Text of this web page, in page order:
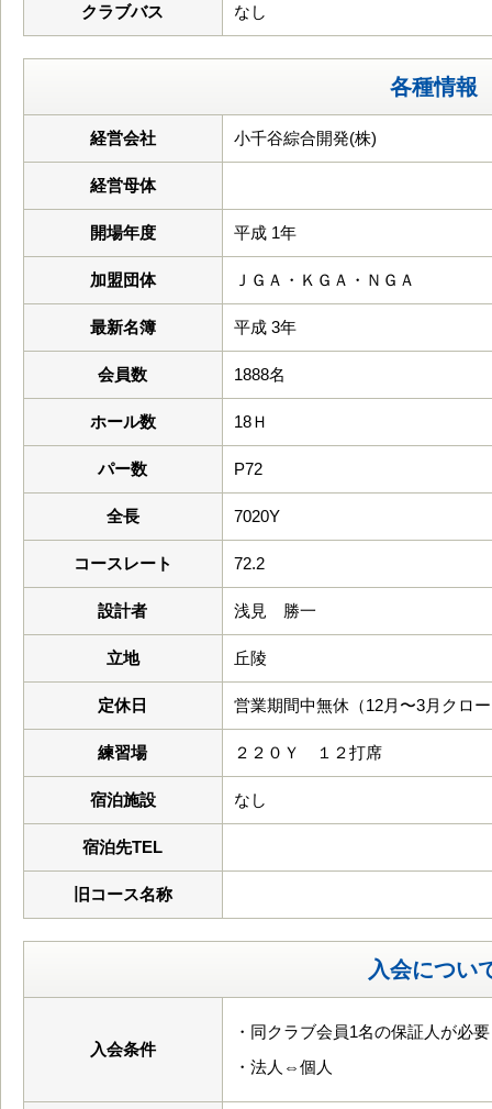
クラブバス なし
各種情報
経営会社 小千谷綜合開発(株)
経営母体
開場年度 平成 1年
加盟団体 ＪＧＡ・ＫＧＡ・ＮＧＡ
最新名簿 平成 3年
会員数 1888名
ホール数 18Ｈ
パー数 P72
全長 7020Y
コースレート 72.2
設計者 浅見 勝一
立地 丘陵
定休日 営業期間中無休（12月〜3月クロ
練習場 ２２０Ｙ １２打席
宿泊施設 なし
宿泊先TEL
旧コース名称
入会につい
入会条件
・同クラブ会員1名の保証人が必要
・法人⇔個人